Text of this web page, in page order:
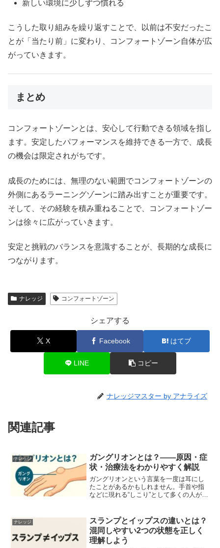
新しい環境に少しずつ慣れる
こうした取り組みを繰り返すことで、以前は不安だったこ
とが「当たり前」に変わり、コンフォートゾーン自体が広
がっていきます。
まとめ
コンフォートゾーンとは、安心して行動できる領域を指し
ます。安定したパフォーマンスを維持できる一方で、成長
の機会は限定されがちです。
成長のためには、無理のない範囲でコンフォートゾーンの
外側にあるラーニングゾーンに踏み出すことが重要です。
そして、その経験を積み重ねることで、コンフォートゾー
ンは徐々に広がっていきます。
安定と挑戦のバランスを意識することが、長期的な成長に
つながります。
ナレッジ コンフォートゾーン
シェアする
X Facebook はてブ
LINE コピー
ナレッジマスター by アナライズ
関連記事
ナレッジ
ガングリオンとは？――原因・症
状・治療法をわかりやすく解説
ガングリオンという言葉を一度は耳にし
たことがあるかもしれません。手首や指
などに現れる“しこり”として多くの人が経
原因、治療方法まで、できるだけわかり
やすくまとめます。ガ...
ナレッジ
スランプとイップスの違いとは？
混同しやすい2つの状態を正しく
理解しよう